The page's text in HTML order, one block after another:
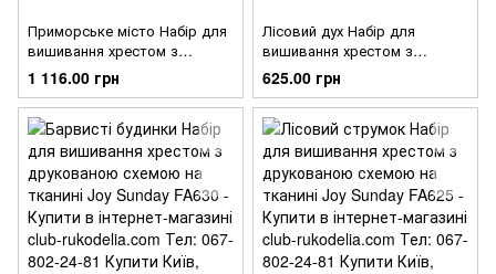
Приморське місто Набір для
вишивання хрестом з
друкованою схемою на
тканині Joy Sunday FA632
1 116.00 грн
Лісовий дух Набір для
вишивання хрестом з
друкованою схемою на
тканині Joy Sunday FA631
625.00 грн